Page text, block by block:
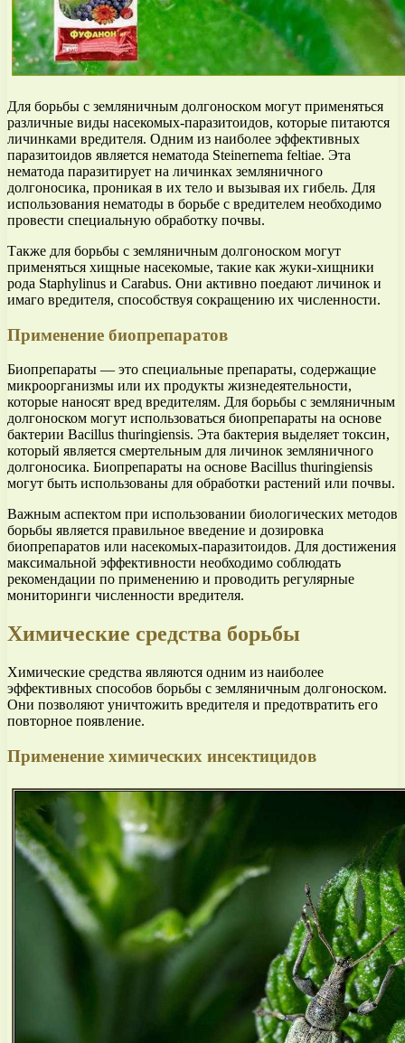
Для борьбы с земляничным долгоноском могут применяться
различные виды насекомых-паразитоидов, которые питаются
личинками вредителя. Одним из наиболее эффективных
паразитоидов является нематода Steinernema feltiae. Эта
нематода паразитирует на личинках земляничного
долгоносика, проникая в их тело и вызывая их гибель. Для
использования нематоды в борьбе с вредителем необходимо
провести специальную обработку почвы.
Также для борьбы с земляничным долгоноском могут
применяться хищные насекомые, такие как жуки-хищники
рода Staphylinus и Carabus. Они активно поедают личинок и
имаго вредителя, способствуя сокращению их численности.
Применение биопрепаратов
Биопрепараты — это специальные препараты, содержащие
микроорганизмы или их продукты жизнедеятельности,
которые наносят вред вредителям. Для борьбы с земляничным
долгоноском могут использоваться биопрепараты на основе
бактерии Bacillus thuringiensis. Эта бактерия выделяет токсин,
который является смертельным для личинок земляничного
долгоносика. Биопрепараты на основе Bacillus thuringiensis
могут быть использованы для обработки растений или почвы.
Важным аспектом при использовании биологических методов
борьбы является правильное введение и дозировка
биопрепаратов или насекомых-паразитоидов. Для достижения
максимальной эффективности необходимо соблюдать
рекомендации по применению и проводить регулярные
мониторинги численности вредителя.
Химические средства борьбы
Химические средства являются одним из наиболее
эффективных способов борьбы с земляничным долгоноском.
Они позволяют уничтожить вредителя и предотвратить его
повторное появление.
Применение химических инсектицидов